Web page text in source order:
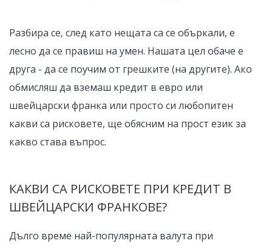
Разбира се, след като нещата са се объркали, е
лесно да се правиш на умен. Нашата цел обаче е
друга - да се поучим от грешките (на другите). Ако
обмисляш да вземаш кредит в евро или
швейцарски франка или просто си любопитен
какви са рисковете, ще обясним на прост език за
какво става въпрос.
КАКВИ СА РИСКОВЕТЕ ПРИ КРЕДИТ В
ШВЕЙЦАРСКИ ФРАНКОВЕ?
Дълго време най-популярната валута при